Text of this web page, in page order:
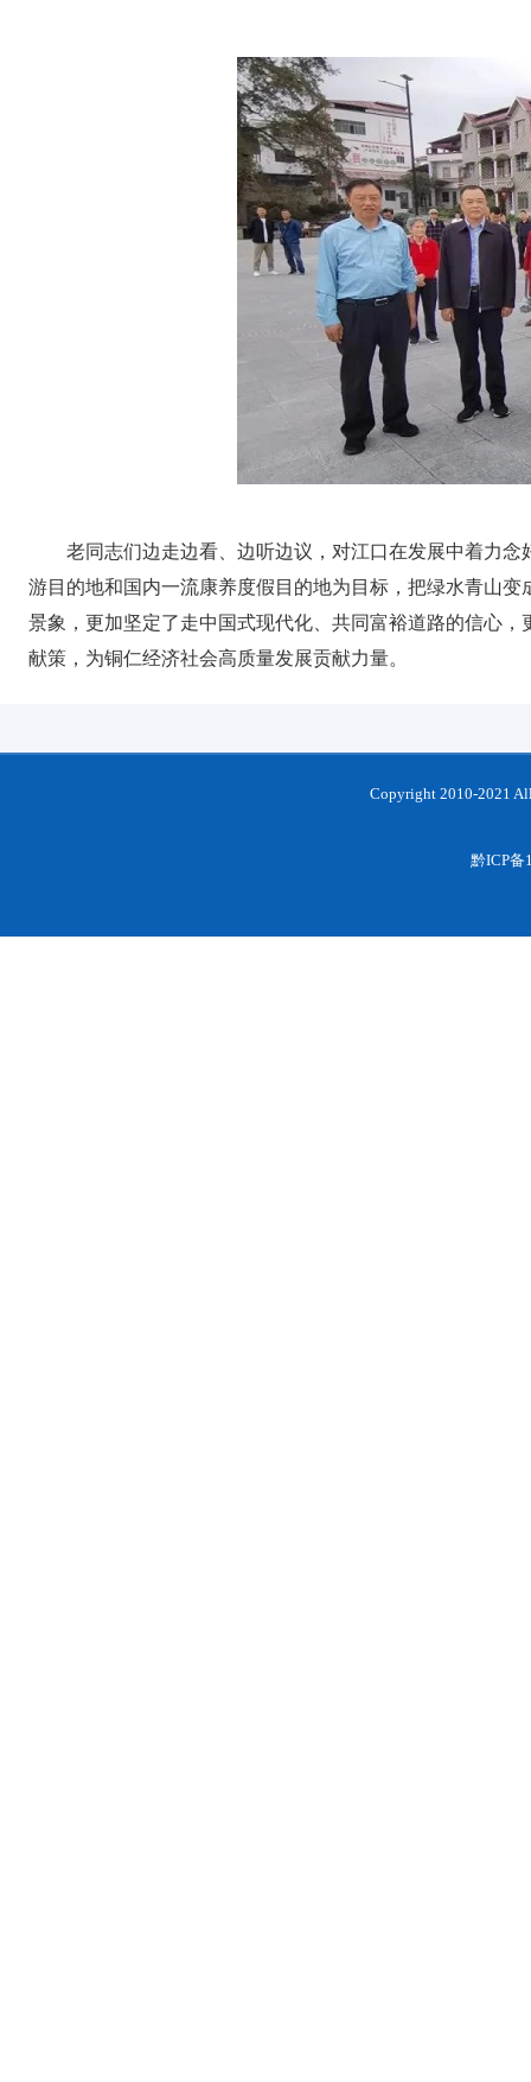
老同志们边走边看、边听边议，对江口在发展中着力
游目的地和国内一流康养度假目的地为目标，把绿水青山
景象，更加坚定了走中国式现代化、共同富裕道路的信心
献策，为铜仁经济社会高质量发展贡献力量。
Copyright 2010-2021
黔ICP备